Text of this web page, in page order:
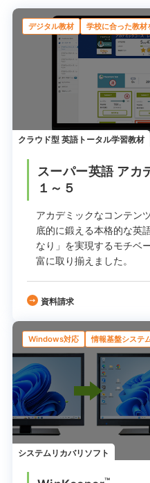
デジタル教材 学校に合った教材
クラウド型 英語トータル学習教材
スーパー英語 アカ
１～５
アカデミックなコンテン
底的に鍛える本格的な英
なり」を実現するモチベ
富に取り揃えました。
資料請求
Windows対応 情報基盤システ
システムリカバリソフト
™